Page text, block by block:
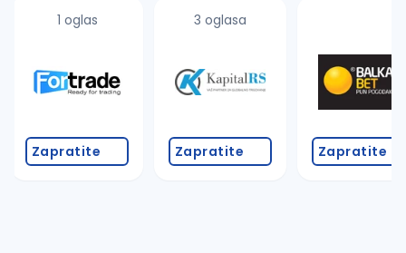
1 oglas
Zapratite
3 oglasa
Zapratite Zapratite